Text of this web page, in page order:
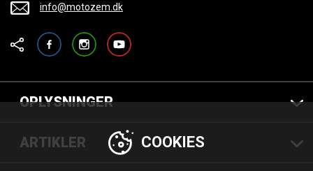
info@motozem.dk
FacebookInstagramYouTube
OPLYSNINGER
ARTIKLER COOKIES